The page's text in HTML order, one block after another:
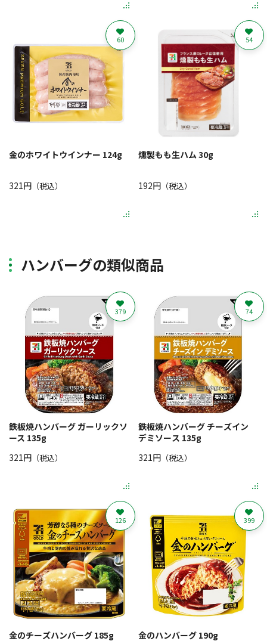
金のホワイトウインナー 124g
321円 （税込）
60
燻製もも生ハム 30g
192円（税込）
54
ハンバーグの類似商品
鉄板焼ハンバーグ ガーリックソ
ース 135g
321円 （税込）
379
鉄板焼ハンバーグ チーズイン
デミソース 135g
321円（税込）
74
金のチーズハンバーグ 185g
126
金のハンバーグ 190g
399